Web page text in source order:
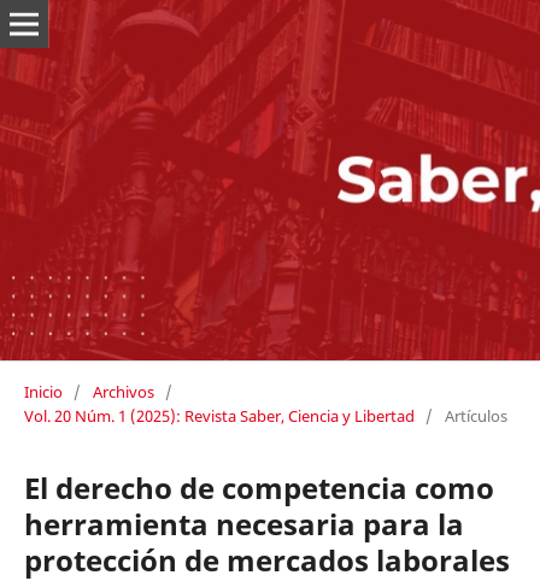
Inicio / Archivos /
Vol. 20 Núm. 1 (2025): Revista Saber, Ciencia y Libertad
/ Artículos
El derecho de competencia como
herramienta necesaria para la
protección de mercados laborales